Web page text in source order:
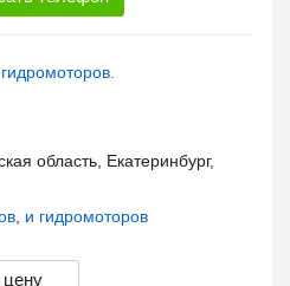
область, Екатеринбург,
, и гидромоторов